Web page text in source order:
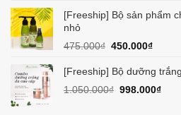
150.000₫.là:
[Freeship] Bộ sản phẩm
nhỏ
475.000₫ Giá
là:
475.000₫.
450.000₫Giá
tại
là:
[Freeship] Bộ dưỡng
1.050.000₫ Giá
998.000₫Giá